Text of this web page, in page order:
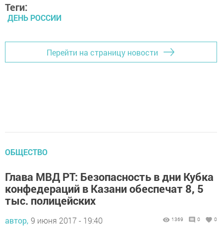
Теги:
ДЕНЬ РОССИИ
Перейти на страницу новости
ОБЩЕСТВО
Глава МВД РТ: Безопасность в дни Кубка
конфедераций в Казани обеспечат 8, 5
тыс. полицейских
автор, 9 июня 2017 - 19:40 1369 0 0